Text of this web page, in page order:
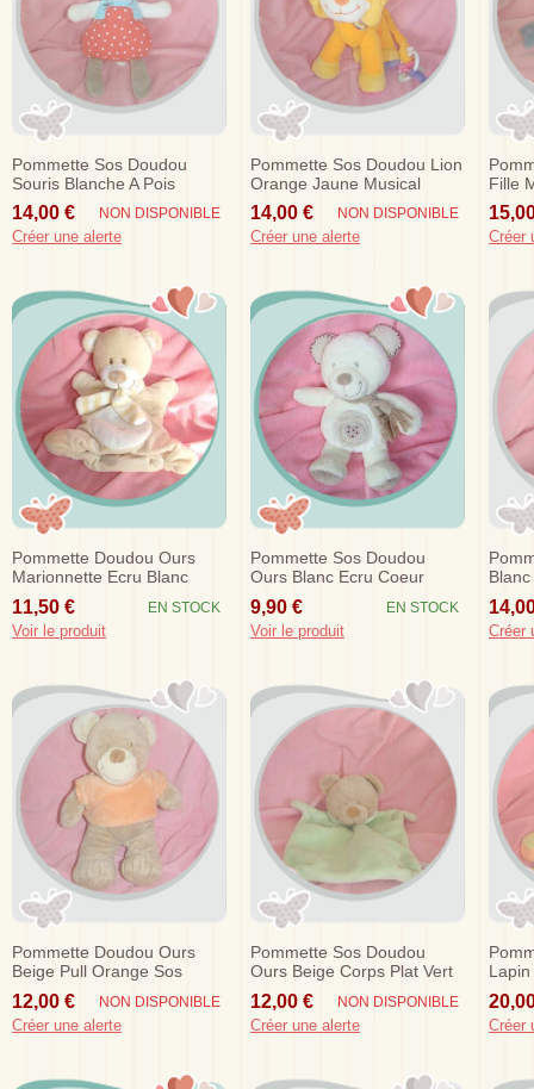
Pommette Sos Doudou
Souris Blanche A Pois
Rouge Bleu
14,00 € NON DISPONIBLE
Créer une alerte
Pommette Sos Doudou Lion
Orange Jaune Musical
14,00 € NON DISPONIBLE
Créer une alerte
Fille
Créer
Pommette Doudou Ours
Marionnette Ecru Blanc
Echarpe Sos
11,50 € EN STOCK
Voir le produit
Pommette Sos Doudou
Ours Blanc Ecru Coeur
Taupe
9,90 € EN STOCK
Voir le produit
Sos
Créer
Pommette Doudou Ours
Beige Pull Orange Sos
12,00 € NON DISPONIBLE
Créer une alerte
Pommette Sos Doudou
Ours Beige Corps Plat Vert
12,00 € NON DISPONIBLE
Créer une alerte Créer